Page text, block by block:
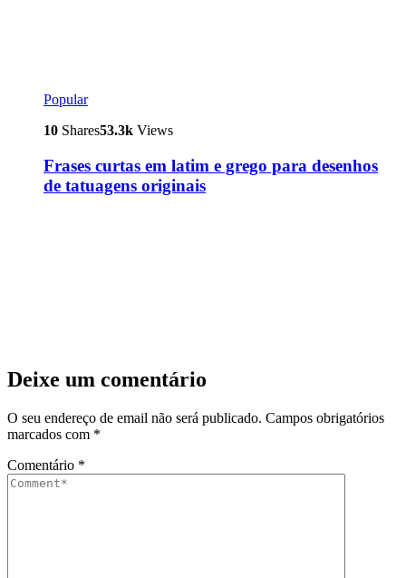
Popular
10 Shares53.3k Views
Frases curtas em latim e grego para desenhos
de tatuagens originais
Deixe um comentário
O seu endereço de email não será publicado. Campos obrigatórios
marcados com *
Comentário *